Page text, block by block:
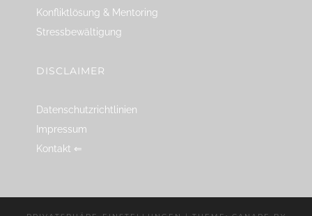
Konfliktlösung & Mentoring
Stressbewältigung
DISCLAIMER
Datenschutzrichtlinien
Impressum
Kontakt ⇐